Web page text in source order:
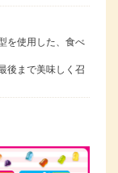
を使用した、食べ
後まで美味しく召